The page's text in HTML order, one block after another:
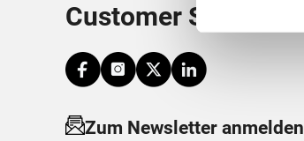
Customer Service
Zum Newsletter anmelden